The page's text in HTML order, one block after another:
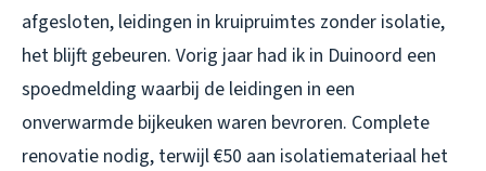
afgesloten, leidingen in kruipruimtes zonder isolatie,
het blijft gebeuren. Vorig jaar had ik in Duinoord een
spoedmelding waarbij de leidingen in een
onverwarmde bijkeuken waren bevroren. Complete
renovatie nodig, terwijl €50 aan isolatiemateriaal het